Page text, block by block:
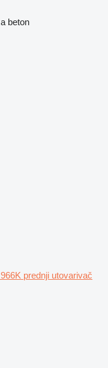
beton
prednji utovarivač